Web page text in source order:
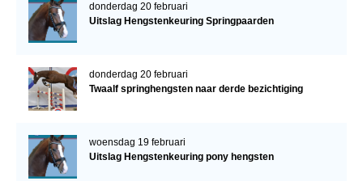
donderdag 20 februari
Uitslag Hengstenkeuring Springpaarden
donderdag 20 februari
Twaalf springhengsten naar derde bezichtiging
woensdag 19 februari
Uitslag Hengstenkeuring pony hengsten